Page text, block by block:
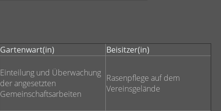
Gartenwart(in) Beisitzer(in)
Einteilung und Überwachung
der angesetzten
Gemeinschaftsarbeiten
Rasenpflege auf dem
Vereinsgelände